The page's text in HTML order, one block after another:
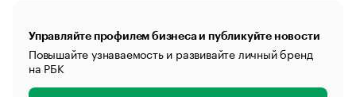
Управляйте профилем бизнеса и публикуйте новости
Повышайте узнаваемость и развивайте личный бренд
на РБК